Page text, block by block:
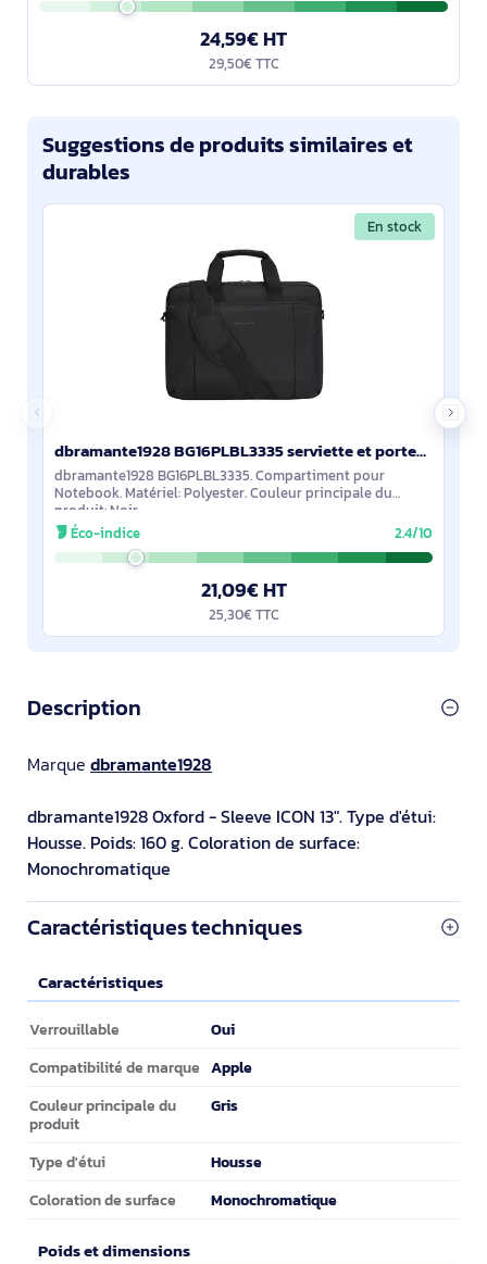
24,59€ HT
29,50€ TTC
Suggestions de produits similaires et
durables
En stock
dbramante1928 BG16PLBL3335 serviette et porte-documents Polyester Noir
dbramante1928 BG16PLBL3335. Compartiment pour
Notebook. Matériel: Polyester. Couleur principale du
produit: Noir
Éco-indice
2.4/10
21,09€ HT
25,30€ TTC
Description
Marque dbramante1928
dbramante1928 Oxford - Sleeve ICON 13". Type d'étui:
Housse. Poids: 160 g. Coloration de surface:
Monochromatique
Caractéristiques techniques
Caractéristiques
Caractéristiques
Verrouillable Oui
Compatibilité de marque Apple
Couleur principale du
produit
Gris
Type d'étui Housse
Coloration de surface Monochromatique
Poids et dimensions